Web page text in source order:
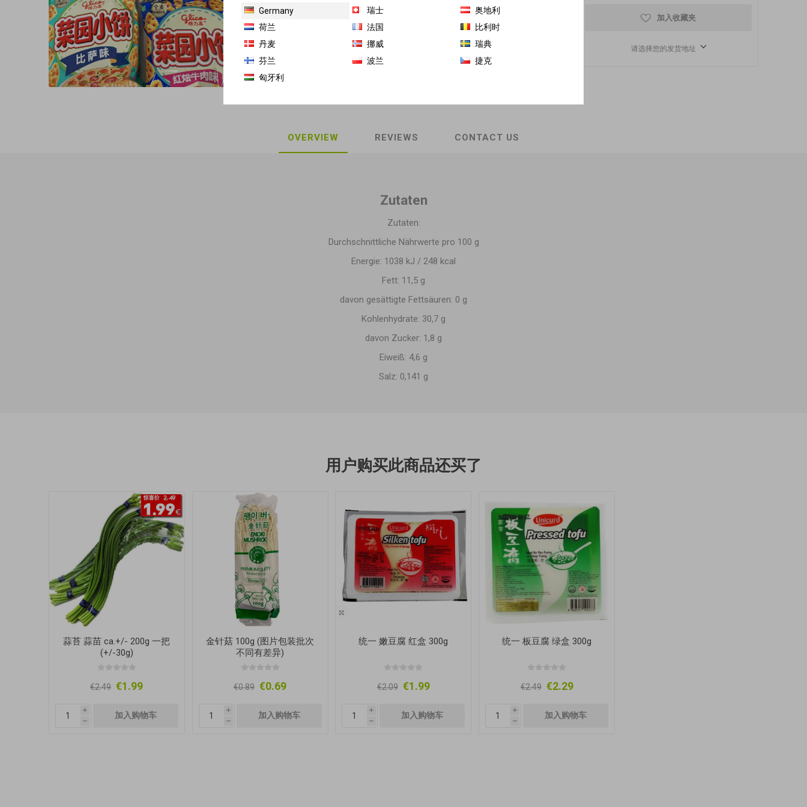
商品库存单位（SKU）: GH-LS-129021 加入收藏夹
请选择您的发货地址
OVERVIEW REVIEWS CONTACT US
Zutaten
Zutaten:
Durchschnittliche Nährwerte pro 100 g
Energie: 1038 kJ / 248 kcal
Fett: 11,5 g
davon gesättigte Fettsäuren: 0 g
Kohlenhydrate: 30,7 g
davon Zucker: 1,8 g
Eiweiß: 4,6 g
Salz: 0,141 g
用户购买此商品还买了
蒜苔 蒜苗 ca.+/- 200g 一把
(+/-30g)
€2.49 €1.99
i
h
金针菇 100g (图片包装批次
不同有差异)
€0.89 €0.69
i
h
统一 嫩豆腐 红盒 300g
€2.09 €1.99
i
h
统一 板豆腐 绿盒 300g
€2.49 €2.29
i
h
Germany 瑞士
奥地利
荷兰
法国
比利时
丹麦
挪威
瑞典
芬兰
波兰
捷克
匈牙利